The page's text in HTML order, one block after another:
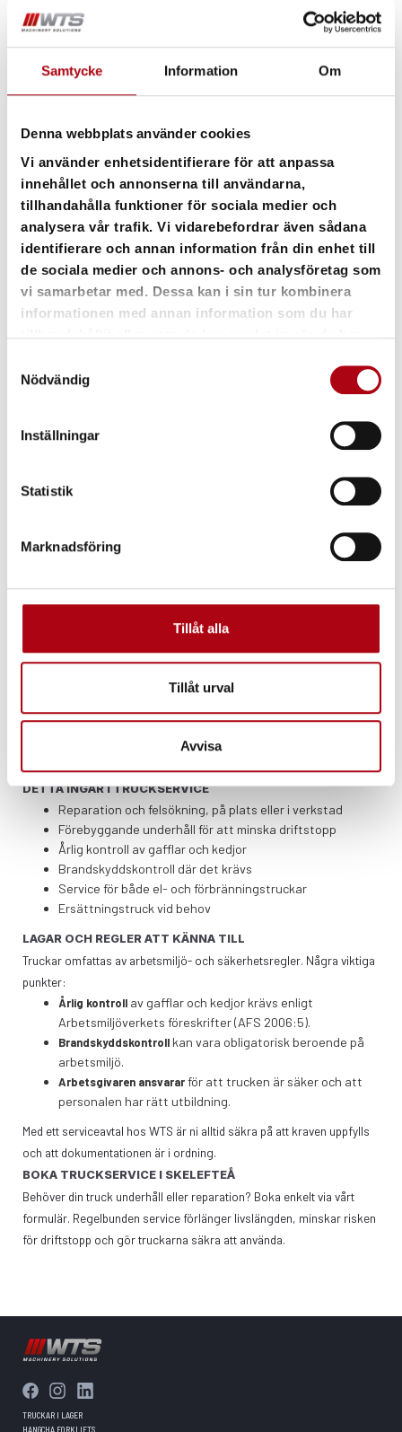
Samtycke Information Om
Denna webbplats använder cookies
Vi använder enhetsidentifierare för att anpassa
innehållet och annonserna till användarna,
tillhandahålla funktioner för sociala medier och
analysera vår trafik. Vi vidarebefordrar även sådana
identifierare och annan information från din enhet till
de sociala medier och annons- och analysföretag som
vi samarbetar med. Dessa kan i sin tur kombinera
informationen med annan information som du har
Nödvändig
Inställningar
Statistik
Marknadsföring
Tillåt alla
Tillåt urval
Avvisa
I detta avtal tar vi på oss allt underhåll. Oftast till en överenskommen och fast
månadskostnad.
BOKA SERVICE I SKELEFTEÅ
Behöver din truck underhåll eller reparation? Du är bara några klick
bort från att boka en service hos oss! Att underhålla din utrustning
prestanda och driftsäkerhet. Vi erbjuder professionell service utförd
av certifierade tekniker som använder de senaste verktygen och
teknikerna för att få din utrustning att fungera som ny.
DETTA INGÅR I TRUCKSERVICE
Reparation och felsökning, på plats eller i verkstad
Förebyggande underhåll för att minska driftstopp
Årlig kontroll av gafflar och kedjor
Brandskyddskontroll där det krävs
Service för både el- och förbränningstruckar
Ersättningstruck vid behov
LAGAR OCH REGLER ATT KÄNNA TILL
Truckar omfattas av arbetsmiljö- och säkerhetsregler. Några viktiga
punkter:
Årlig kontroll av gafflar och kedjor krävs enligt
Arbetsmiljöverkets föreskrifter (AFS 2006:5).
Brandskyddskontroll kan vara obligatorisk beroende på
arbetsmiljö.
Arbetsgivaren ansvararför att trucken är säker och att
personalen har rätt utbildning.
Med ett serviceavtal hos WTS är ni alltid säkra på att kraven uppfylls
och att dokumentationen är i ordning.
BOKA TRUCKSERVICE I SKELEFTEÅ
Behöver din truck underhåll eller reparation? Boka enkelt via vårt
formulär. Regelbunden service förlänger livslängden, minskar risken
för driftstopp och gör truckarna säkra att använda.
TRUCKAR I LAGER
HANGCHA FORKLIFTS